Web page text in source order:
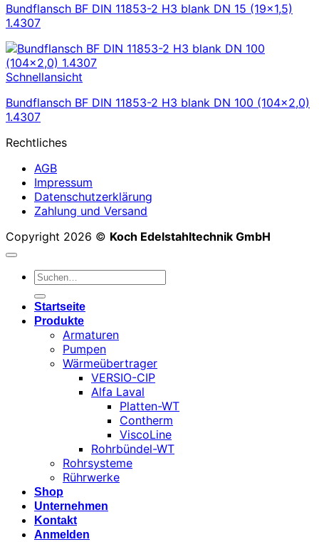
Bundflansch BF DIN 11853-2 H3 blank DN 15 (19×1,5)
1.4307
Schnellansicht
Bundflansch BF DIN 11853-2 H3 blank DN 100 (104×2,0)
1.4307
Rechtliches
AGB
Impressum
Datenschutzerklärung
Zahlung und Versand
Copyright 2026 © Koch Edelstahltechnik GmbH
Suchen
Startseite
Produkte
Armaturen
Pumpen
Wärmeübertrager
VERSIO-CIP
Alfa Laval
Platten-WT
Contherm
ViscoLine
Rohrbündel-WT
Rohrsysteme
Rührwerke
Shop
Unternehmen
Kontakt
Anmelden